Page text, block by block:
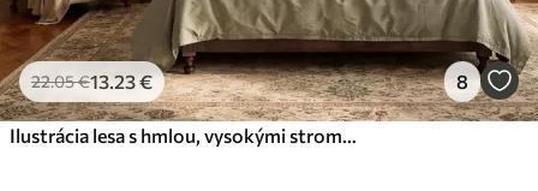
22.05€13.23€ 8
Ilustrácia lesa s hmlou, vysokými stromami a cestičkou